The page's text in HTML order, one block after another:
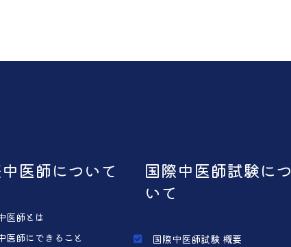
医師について
医師とは
医師にできること
国際中医師試験につ
いて
国際中医師試験 概要